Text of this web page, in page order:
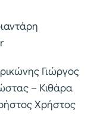
Γιώργος
– Κιθάρα
Χρήστος